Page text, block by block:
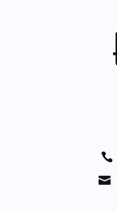

